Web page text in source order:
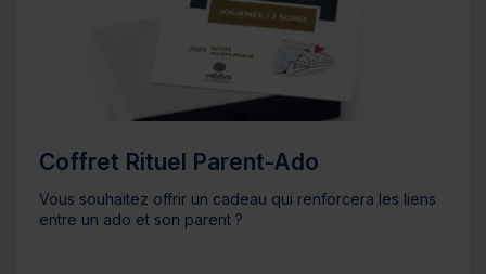
Coffret Rituel Parent-Ado
Vous souhaitez offrir un cadeau qui renforcera les liens
entre un ado et son parent ?